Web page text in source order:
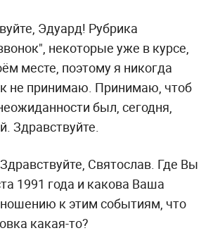
Эдуард! Рубрика
некоторые уже в курсе,
месте, поэтому я никогда
не принимаю. Принимаю, чтоб
был, сегодня,
Здравствуйте.
Здравствуйте, Святослав. Где Вы
1991 года и какова Ваша
к этим событиям, что
какая-то?